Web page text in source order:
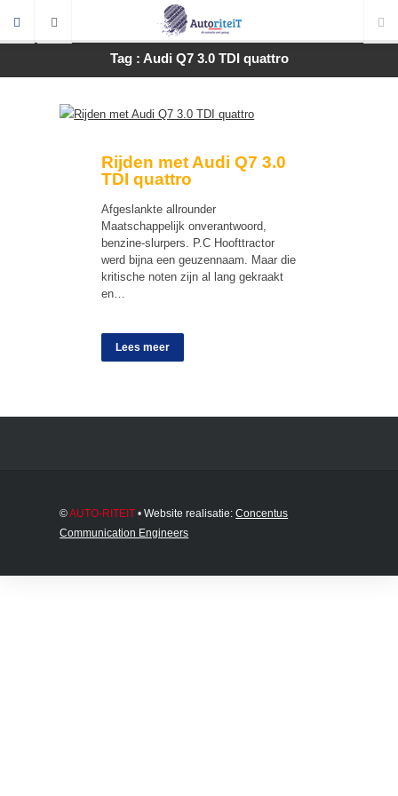
Tag : Audi Q7 3.0 TDI quattro
Rijden met Audi Q7 3.0
TDI quattro
Afgeslankte allrounder
Maatschappelijk onverantwoord,
benzine-slurpers. P.C Hoofttractor
werd bijna een geuzennaam. Maar die
kritische noten zijn al lang gekraakt
en…
Lees meer
©AUTO-RITEIT • Website realisatie:Concentus
Communication Engineers